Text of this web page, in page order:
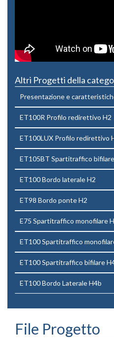
Altri Progetti della
Presentazione e
ET100R Profilo redirettivo H2
ET100LUX Profilo redirettivo
ET105BT Spartitraffico
ET100 Bordo laterale H2
ET98 Bordo ponte H2
E75 Spartitraffico monofilare
ET100 Spartitraffico
ET100 Spartitraffico bifilare
ET100 Bordo Laterale H4b
File Progetto